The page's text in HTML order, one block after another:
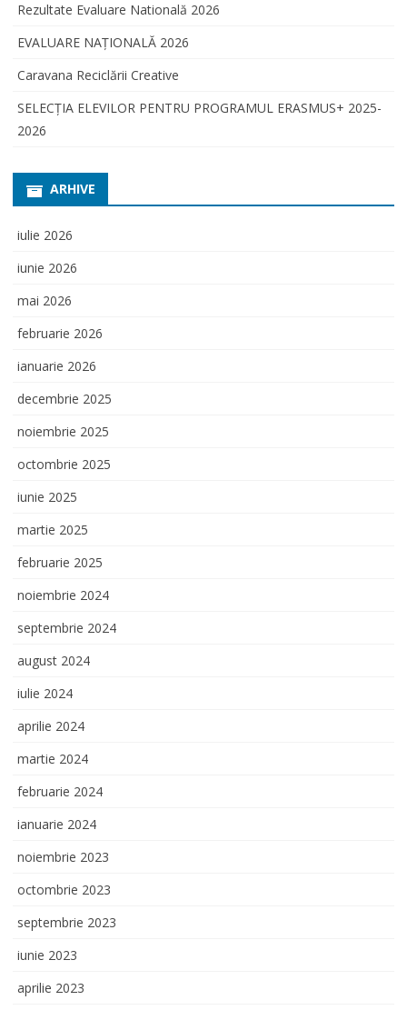
Rezultate Evaluare Natională 2026
EVALUARE NAŢIONALĂ 2026
Caravana Reciclării Creative
SELECŢIA ELEVILOR PENTRU PROGRAMUL ERASMUS+ 2025-
2026
ARHIVE
iulie 2026
iunie 2026
mai 2026
februarie 2026
ianuarie 2026
decembrie 2025
noiembrie 2025
octombrie 2025
iunie 2025
martie 2025
februarie 2025
noiembrie 2024
septembrie 2024
august 2024
iulie 2024
aprilie 2024
martie 2024
februarie 2024
ianuarie 2024
noiembrie 2023
octombrie 2023
septembrie 2023
iunie 2023
aprilie 2023